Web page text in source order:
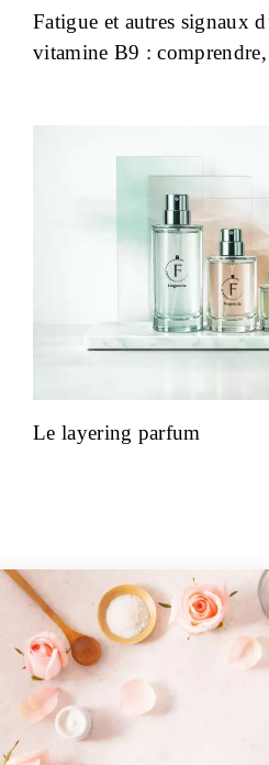
Fatigue et autres signaux
vitamine B9 :
Le layering parfum